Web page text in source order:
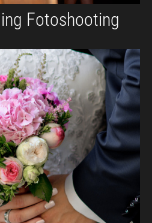
Fotoshooting